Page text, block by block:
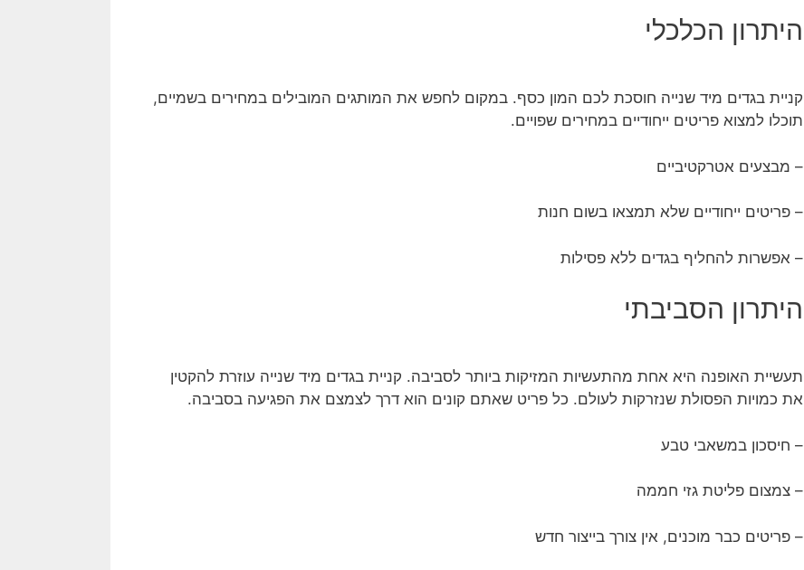
היתרון הכלכלי
קניית בגדים מיד שנייה חוסכת לכם המון כסף. במקום לחפש את המותגים המובילים במחירים בשמיים,
תוכלו למצוא פריטים ייחודיים במחירים שפויים.
– מבצעים אטרקטיביים
– פריטים ייחודיים שלא תמצאו בשום חנות
– אפשרות להחליף בגדים ללא פסילות
היתרון הסביבתי
תעשיית האופנה היא אחת מהתעשיות המזיקות ביותר לסביבה. קניית בגדים מיד שנייה עוזרת להקטין
את כמויות הפסולת שנזרקות לעולם. כל פריט שאתם קונים הוא דרך לצמצם את הפגיעה בסביבה.
– חיסכון במשאבי טבע
– צמצום פליטת גזי חממה
– פריטים כבר מוכנים, אין צורך בייצור חדש